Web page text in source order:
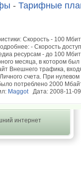
- Тарифные
Скорость - 100
- Скорость
ресурсам - до 100
месяца, в котором
Внешнего трафика,
счета. При
потреблено 2000
MaggotДата: 2008-11-
интернет